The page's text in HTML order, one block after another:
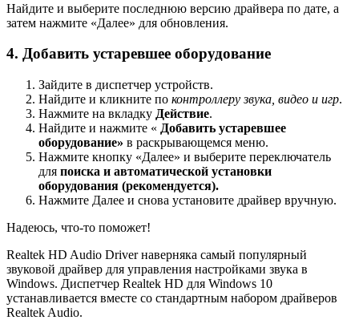
Найдите и выберите последнюю версию драйвера по дате, а
затем нажмите «Далее» для обновления.
4. Добавить устаревшее оборудование
Зайдите в диспетчер устройств.
Найдите и кликните по контроллеру звука, видео и игр.
Нажмите на вкладку Действие.
Найдите и нажмите « Добавить устаревшее
оборудование» в раскрывающемся меню.
Нажмите кнопку «Далее» и выберите переключатель
для поиска и автоматической установки
оборудования (рекомендуется).
Нажмите Далее и снова установите драйвер вручную.
Надеюсь, что-то поможет!
Realtek HD Audio Driver наверняка самый популярный
звуковой драйвер для управления настройками звука в
Windows. Диспетчер Realtek HD для Windows 10
устанавливается вместе со стандартным набором драйверов
Realtek Audio.